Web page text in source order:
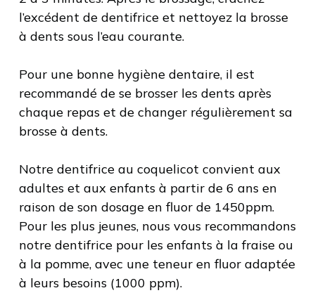
l’excédent de dentifrice et nettoyez la brosse
à dents sous l’eau courante.
Pour une bonne hygiène dentaire, il est
recommandé de se brosser les dents après
chaque repas et de changer régulièrement sa
brosse à dents.
Notre dentifrice au coquelicot convient aux
adultes et aux enfants à partir de 6 ans en
raison de son dosage en fluor de 1450ppm.
Pour les plus jeunes, nous vous recommandons
notre dentifrice pour les enfants à la fraise ou
à la pomme, avec une teneur en fluor adaptée
à leurs besoins (1000 ppm).